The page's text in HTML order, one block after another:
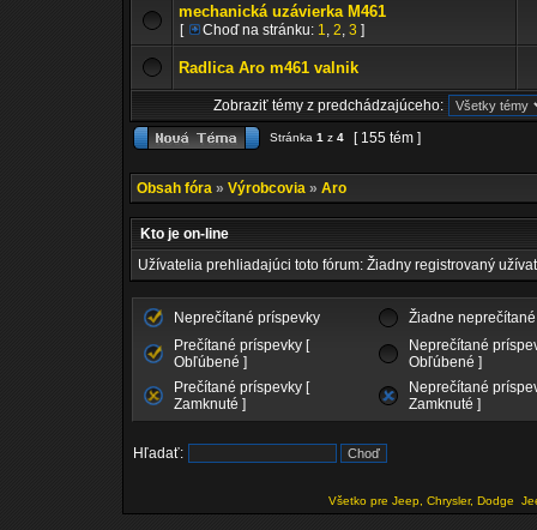
mechanická uzávierka M461
[ Choď na stránku: 1, 2, 3 ]
Radlica Aro m461 valnik
Zobraziť témy z predchádzajúceho:
Stránka 1 z 4 [ 155 tém ]
Obsah fóra » Výrobcovia » Aro
Kto je on-line
Užívatelia prehliadajúci toto fórum: Žiadny registrovaný
Neprečítané príspevky
Žiadne
Prečítané príspevky [
Obľúbené ]
Neprečítané
Obľúbené ]
Prečítané príspevky [
Zamknuté ]
Neprečítané
Zamknuté ]
Hľadať:
Všetko pre Jeep, Chrysler, Dodge